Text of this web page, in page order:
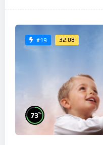
#19 32:08
73%